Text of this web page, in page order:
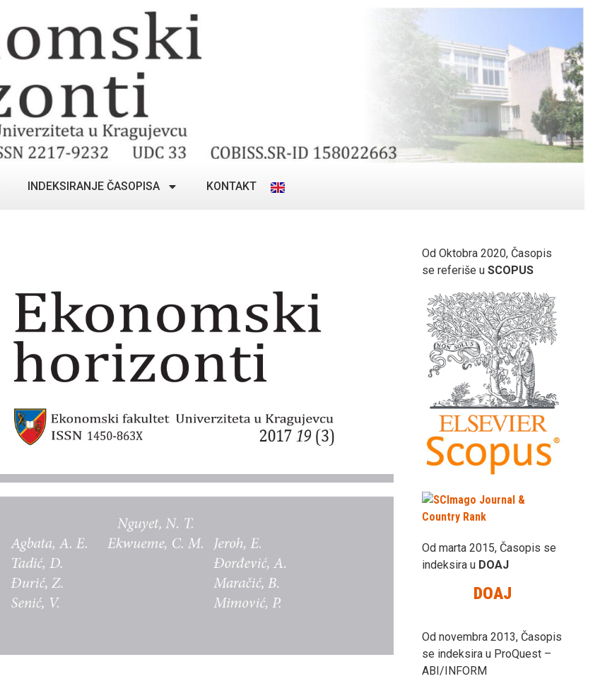
INDEKSIRANJE ČASOPISA KONTAKT
Od Oktobra 2020, Časopis
se referiše u SCOPUS
Od marta 2015, Časopis se
indeksira u DOAJ
DOAJ
Od novembra 2013, Časopis
se indeksira u ProQuest –
ABI/INFORM